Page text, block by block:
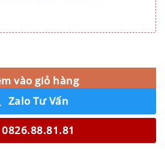
Màu 030PL số lượng
vào giỏ hàng
Zalo Tư Vấn
0826.88.81.81